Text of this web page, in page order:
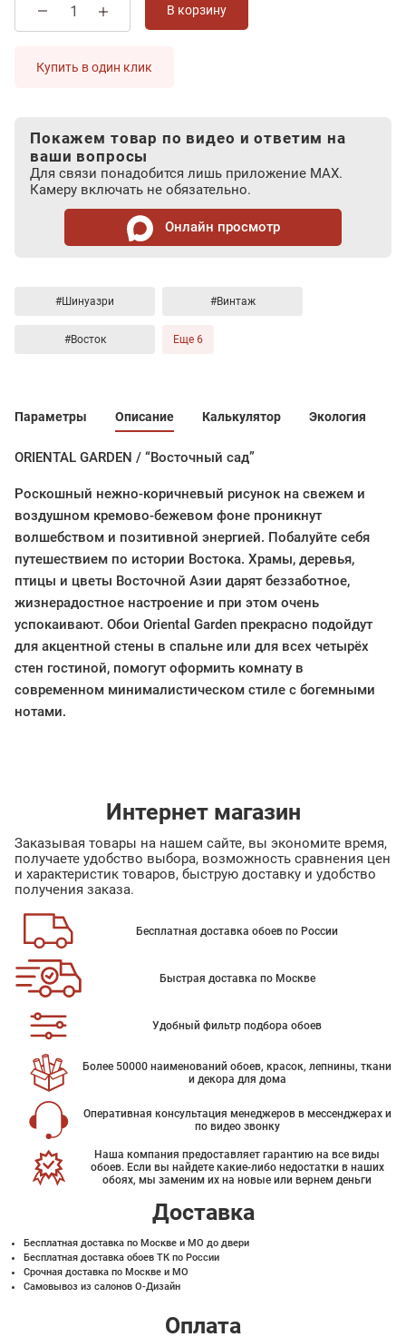
В корзину
Купить в один клик
Покажем товар по видео и ответим на
ваши вопросы
Для связи понадобится лишь приложение MAX.
Камеру включать не обязательно.
Онлайн просмотр
#Шинуазри #Винтаж
#Восток Еще 6
Параметры Описание Калькулятор Экология
ORIENTAL GARDEN / “Восточный сад”
Роскошный нежно-коричневый рисунок на свежем и
воздушном кремово-бежевом фоне проникнут
волшебством и позитивной энергией. Побалуйте себя
путешествием по истории Востока. Храмы, деревья,
птицы и цветы Восточной Азии дарят беззаботное,
жизнерадостное настроение и при этом очень
успокаивают. Обои Oriental Garden прекрасно подойдут
для акцентной стены в спальне или для всех четырёх
стен гостиной, помогут оформить комнату в
современном минималистическом стиле с богемными
нотами.
Интернет магазин
Заказывая товары на нашем сайте, вы экономите время,
получаете удобство выбора, возможность сравнения цен
и характеристик товаров, быструю доставку и удобство
получения заказа.
Бесплатная доставка обоев по России
Быстрая доставка по Москве
Удобный фильтр подбора обоев
Более 50000 наименований обоев, красок, лепнины, ткани
и декора для дома
Оперативная консультация менеджеров в мессенджерах и
по видео звонку
Наша компания предоставляет гарантию на все виды
обоев. Если вы найдете какие-либо недостатки в наших
обоях, мы заменим их на новые или вернем деньги
Доставка
Бесплатная доставка по Москве и МО до двери
Бесплатная доставка обоев ТК по России
Срочная доставка по Москве и МО
Самовывоз из салонов О-Дизайн
Оплата